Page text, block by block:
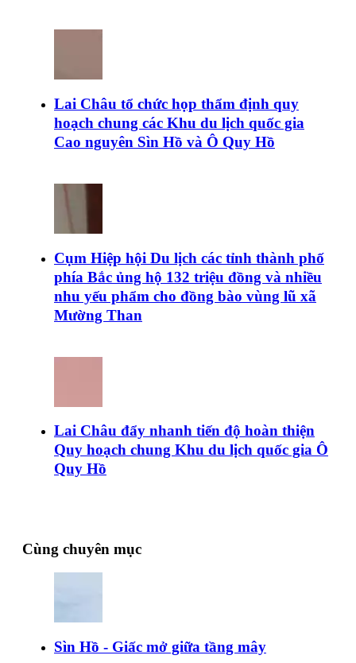
Lai Châu tổ chức họp thẩm định quy
hoạch chung các Khu du lịch quốc gia
Cao nguyên Sìn Hồ và Ô Quy Hồ
Cụm Hiệp hội Du lịch các tỉnh thành phố
phía Bắc ủng hộ 132 triệu đồng và nhiều
nhu yếu phẩm cho đồng bào vùng lũ xã
Mường Than
Lai Châu đẩy nhanh tiến độ hoàn thiện
Quy hoạch chung Khu du lịch quốc gia Ô
Quy Hồ
Cùng chuyên mục
Sìn Hồ - Giấc mở giữa tầng mây